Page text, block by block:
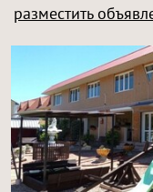
разместить